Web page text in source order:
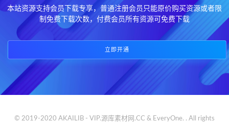
本站资源支持会员下载专享，普通注册会员只能原价购买资源或者限
制免费下载次数，付费会员所有资源可免费下载
立即开通
© 2019-2020 AKAILIB - VIP.源库素材网.CC & EveryOne. . All rights